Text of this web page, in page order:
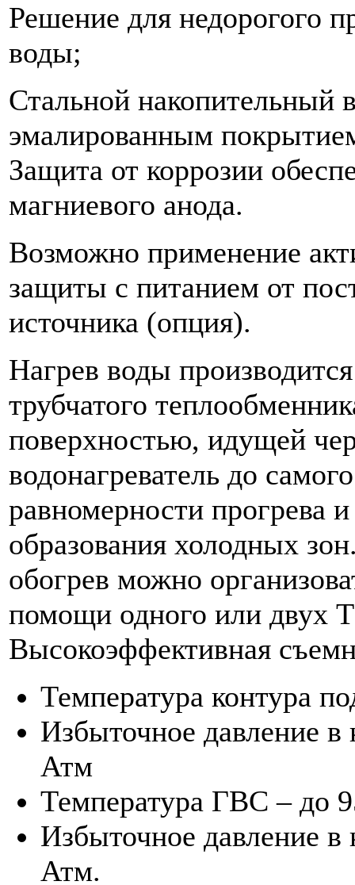
Решение для недорогого
воды;
Стальной накопительный
эмалированным
Защита от коррозии
магниевого анода.
Возможно применение
защиты с питанием от
источника (опция).
Нагрев воды
трубчатого
поверхностью, идущей
водонагреватель до
равномерности прогрева
образования холодных
обогрев можно
помощи одного или двух
Высокоэффективная
Температура контура
Избыточное давление в
Атм
Температура ГВС – до
Избыточное давление
Атм.